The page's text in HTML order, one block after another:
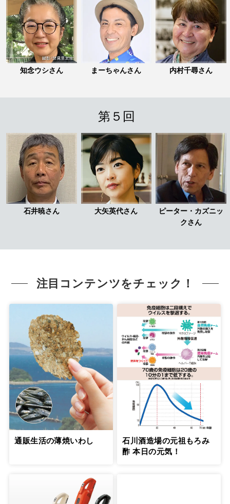
知念ウシさん まーちゃんさん 内村千尋さん
第５回
石井暁さん 大矢英代さん
ピーター・カズニッ
クさん
注目コンテンツをチェック！
通販生活の薄焼いわし
石川酒造場の元祖もろみ
酢 本日の元気！